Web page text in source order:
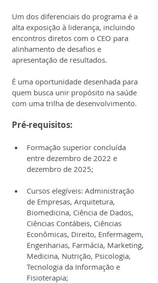
Um dos diferenciais do programa é a
alta exposição à liderança, incluindo
encontros diretos com o CEO para
alinhamento de desafios e
apresentação de resultados.
É uma oportunidade desenhada para
quem busca unir propósito na saúde
com uma trilha de desenvolvimento.
Pré-requisitos:
Formação superior concluída
entre dezembro de 2022 e
dezembro de 2025;
Cursos elegíveis: Administração
de Empresas, Arquitetura,
Biomedicina, Ciência de Dados,
Ciências Contábeis, Ciências
Econômicas, Direito, Enfermagem,
Engenharias, Farmácia, Marketing,
Medicina, Nutrição, Psicologia,
Tecnologia da Informação e
Fisioterapia;